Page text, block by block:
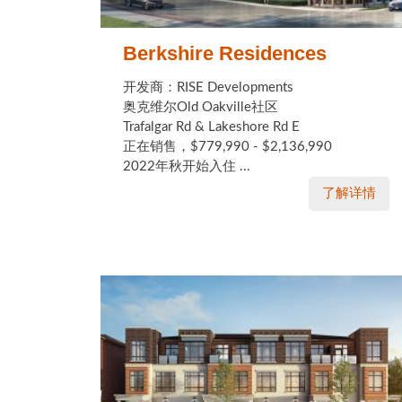
Berkshire Residences
开发商：RISE Developments
奥克维尔Old Oakville社区
Trafalgar Rd & Lakeshore Rd E
正在销售，$779,990 - $2,136,990
2022年秋开始入住 ...
了解详情